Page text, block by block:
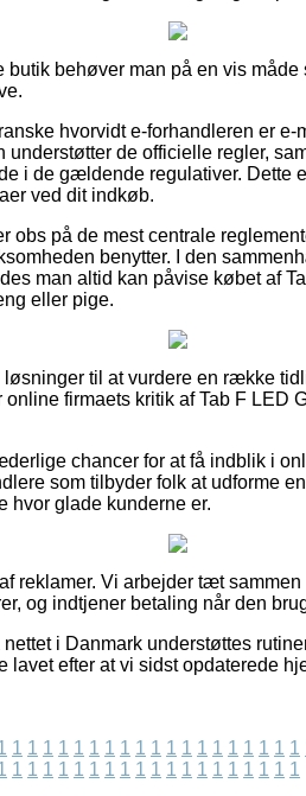
butik behøver man på en vis
hvorvidt e-forhandleren er
de officielle regler,
i de gældende regulativer. Dette
ved dit indkøb.
obs på de mest centrale
benytter. I den
man altid kan påvise købet af
eller pige.
til at vurdere en række
firmaets kritik af Tab F LED
chancer for at få indblik i
som tilbyder folk at udforme
hvor glade kunderne er.
reklamer. Vi arbejder tæt
og indtjener betaling når den
nettet i Danmark understøttes
efter at vi sidst opdaterede
1 1 1 1 1 1 1 1 1 1 1 1 1 1 1 1 1 1 1
1 1 1 1 1 1 1 1 1 1 1 1 1 1 1 1 1 1 1